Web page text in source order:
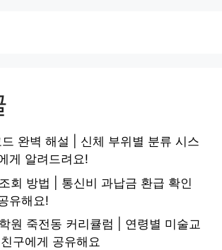
완벽 해설 | 신체 부위별 분류 시스
게 알려드려요!
회 방법 | 통신비 과납금 환급 확인
유해요!
원 죽전동 커리큘럼 | 연령별 미술교
구에게 공유해요